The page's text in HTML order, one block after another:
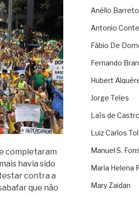
completaram
havia sido
contra a
que não
Anélio Barreto
Antonio
Fábio De
Fernando
Hubert
Jorge Teles
Laïs de Castro
Luiz Carlos
Manuel S.
Maria Helena
Mary Zaidan